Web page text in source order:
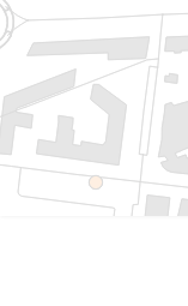
Skip
to